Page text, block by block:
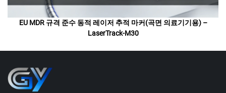
EU MDR 규격 준수 동적 레이저 추적 마커(곡면 의료기기용) –
LaserTrack-M30